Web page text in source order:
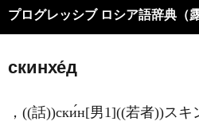
プログレッシブ ロシア語辞典（
скинхе́д
，((話))ски́н[男1]((若者))スキ